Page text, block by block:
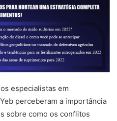
especialistas em
perceberam a importância
sobre como os conflitos